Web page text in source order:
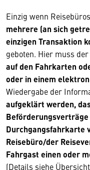
Einzig wenn
mehrere (an sich
einzigen Transaktion
geboten. Hier muss der
auf den Fahrkarten
oder in einem
Wiedergabe der
aufgeklärt werden,
Durchgangsfahrkarte
Reisebüro/der
Fahrgast einen oder
(Details siehe